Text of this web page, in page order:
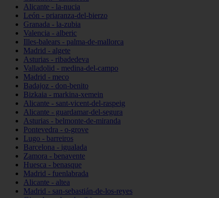
Alicante - la-nucia
León - priaranza-del-bierzo
Granada - la-zubia
Valencia - alberic
Illes-balears - palma-de-mallorca
Madrid - algete
Asturias - ribadedeva
Valladolid - medina-del-campo
Madrid - meco
Badajoz - don-benito
Bizkaia - markina-xemein
Alicante - sant-vicent-del-raspeig
Alicante - guardamar-del-segura
Asturias - belmonte-de-miranda
Pontevedra - o-grove
Lugo - barreiros
Barcelona - igualada
Zamora - benavente
Huesca - benasque
Madrid - fuenlabrada
Alicante - altea
Madrid - san-sebastián-de-los-reyes